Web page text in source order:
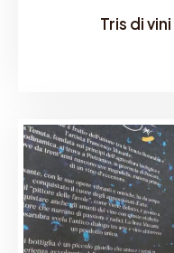
Tris di vini